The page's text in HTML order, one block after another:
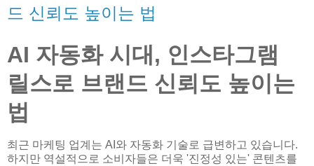
드 신뢰도 높이는 법
AI 자동화 시대, 인스타그램
릴스로 브랜드 신뢰도 높이는
법
최근 마케팅 업계는 AI와 자동화 기술로 급변하고 있습니다.
하지만 역설적으로 소비자들은 더욱 '진정성 있는' 콘텐츠를